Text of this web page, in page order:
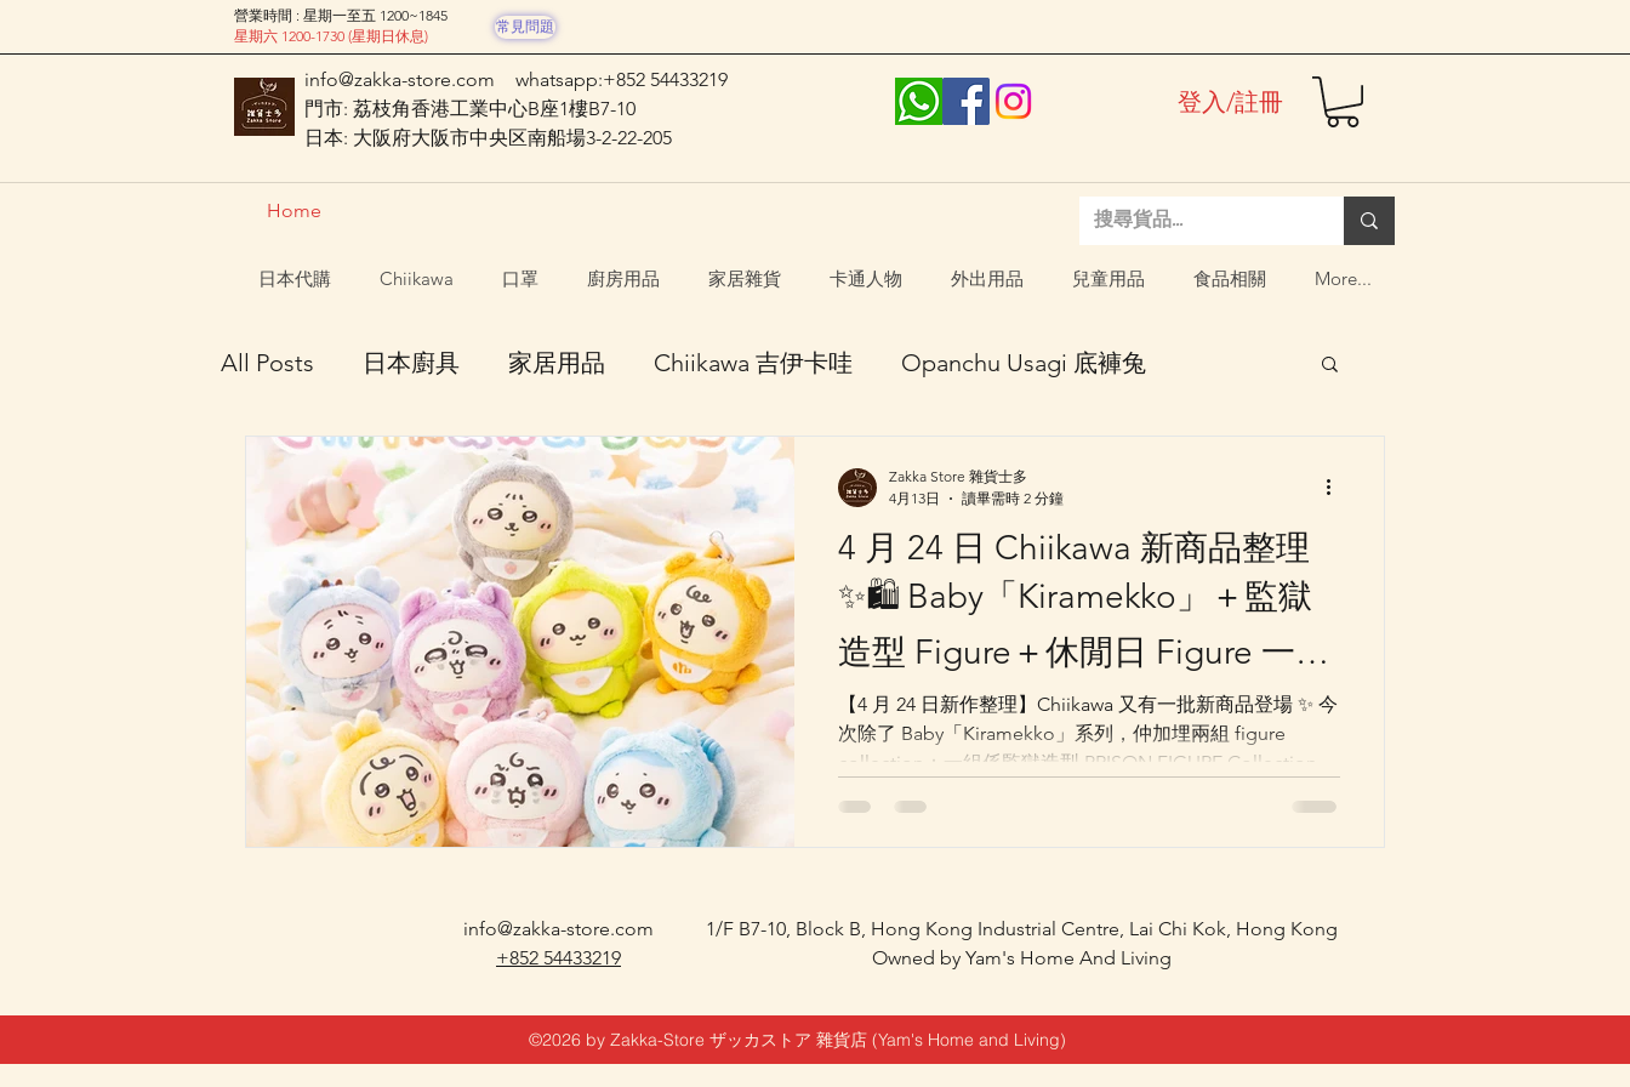
營業時間 : 星期一至五 1200~1845
星期六 1200-1730 (星期日休息)
常見問題
info@zakka-store.com
whatsapp:+852 54433219
門市: 荔枝角香港工業中心B座1樓B7-10
日本: 大阪府大阪市中央区南船場3-2-22-205
登入/註冊
Home
日本代購 Chiikawa 口罩 廚房用品 家居雜貨 卡通人物 外出用品 兒童用品 食品相關 More...
All Posts 日本廚具 家居用品 Chiikawa 吉伊卡哇 Opanchu Usagi 底褲兔
Mofusand Nagano Characters 長野角色 日本口罩
日本生活 Japan Life
4 月 24 日 Chiikawa 新商品整理
✨🛍️ Baby「Kiramekko」＋監獄
造型 Figure＋休閒日 Figure 一次
看
【4 月 24 日新作整理】Chiikawa 又有一批新商品登場 ✨ 今
次除了 Baby「Kiramekko」系列，仲加埋兩組 figure
collection：一組係監獄造型 PRISON FIGURE Collection，
Collection。 如果你平時唔止收毛公仔，仲會留意桌上
figure、角色擺設，今次呢批新作都幾值得睇。 可愛系、搞
Zakka Store 雜貨士多
4月13日
讀畢需時 2 分鐘
info@zakka-store.com
+852 54433219
1/F B7-10, Block B, Hong Kong Industrial Centre, Lai Chi Kok, Hong Kong
Owned by Yam's Home And Living
©2026 by Zakka-Store ザッカストア 雜貨店 (Yam's Home and Living)